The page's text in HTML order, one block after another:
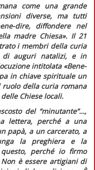
come una grande
diverse, ma tutti
dire, diffondere nel
madre Chiesa». Il 21
i membri della curia
di auguri natalizi, e in
intitolata «Bene-
in chiave spirituale un
della curia romana
Chiese locali.
del “minutante”…,
lettera, perché a una
papà, a un carcerato, a
la preghiera e la
perché io firmo
Non è essere artigiani di